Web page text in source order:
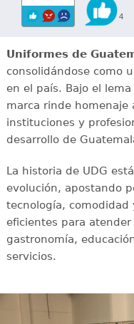
4
Uniformes de
consolidándose como
en el país. Bajo el lema
marca rinde homenaje
instituciones y
desarrollo de
La historia de UDG
evolución, apostando
tecnología, comodidad
eficientes para
gastronomía,
servicios.